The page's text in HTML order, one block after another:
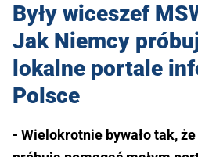
Były wiceszef
Jak Niemcy
lokalne portale
Polsce
- Wielokrotnie bywało tak,